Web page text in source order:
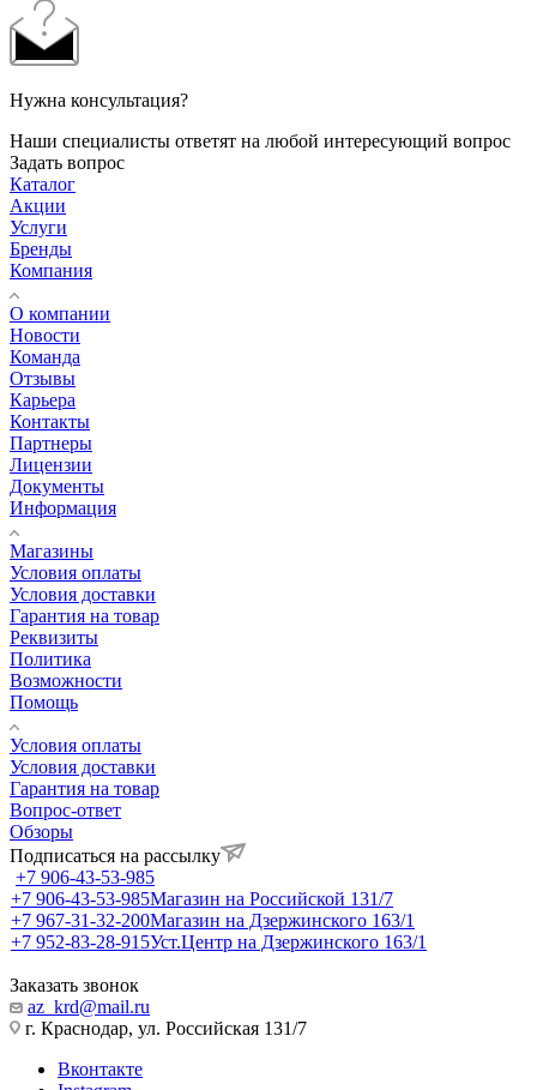
Нужна консультация?
Наши специалисты ответят на любой интересующий вопрос
Задать вопрос
Каталог
Акции
Услуги
Бренды
Компания
О компании
Новости
Команда
Отзывы
Карьера
Контакты
Партнеры
Лицензии
Документы
Информация
Магазины
Условия оплаты
Условия доставки
Гарантия на товар
Реквизиты
Политика
Возможности
Помощь
Условия оплаты
Условия доставки
Гарантия на товар
Вопрос-ответ
Обзоры
Подписаться на рассылку
+7 906-43-53-985
+7 906-43-53-985Магазин на Российской 131/7
+7 967-31-32-200Магазин на Дзержинского 163/1
+7 952-83-28-915Уст.Центр на Дзержинского 163/1
Заказать звонок
az_krd@mail.ru
г. Краснодар, ул. Российская 131/7
Вконтакте